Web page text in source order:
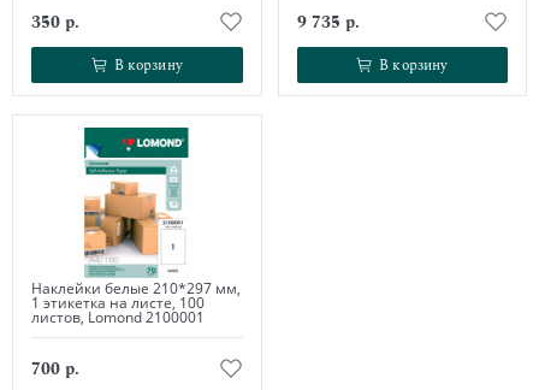
350 р.
В корзину
В корзину
9 735 р.
В корзину
В корзину
Наклейки белые 210*297 мм,
1 этикетка на листе, 100
листов, Lomond 2100001
700 р.